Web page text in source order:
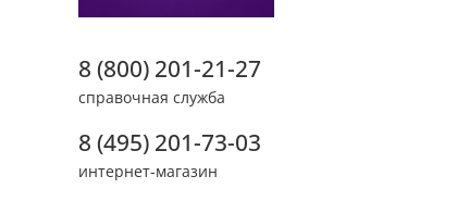
8 (800) 201-21-27
справочная служба
8 (495) 201-73-03
интернет-магазин